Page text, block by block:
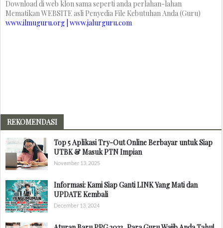
Download di web klon sama seperti anda perlahan-lahan
Mematikan WEBSITE asli Penyedia File Kebutuhan Anda (Guru)
www.ilmuguru.org | www.jalurguru.com
REKOMENDASI
Top 5 Aplikasi Try-Out Online Berbayar untuk Siap
UTBK & Masuk PTN Impian
November 13, 2025
Informasi: Kami Siap Ganti LINK Yang Mati dan
UPDATE Kembali
December 13, 2024